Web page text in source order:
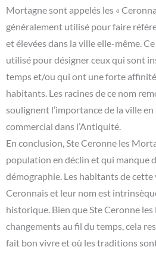
Mortagne sont appelés les «
généralement utilisé pour faire
et élevées dans la ville elle-même.
utilisé pour désigner ceux qui sont
temps et/ou qui ont une forte affinité
habitants. Les racines de ce nom
soulignent l’importance de la ville
commercial dans l’Antiquité.
En conclusion, Ste Ceronne les
population en déclin et qui manque
démographie. Les habitants de cette
Ceronnais et leur nom est
historique. Bien que Ste Ceronne
changements au fil du temps, cela
fait bon vivre et où les traditions